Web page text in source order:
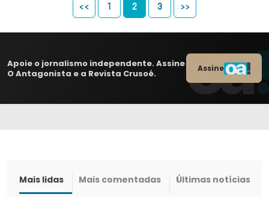
<< 1 2 3 >>
Apoie o jornalismo independente. Assine
O Antagonista e a Revista Crusoé.
Assine
Mais lidas Mais comentadas Últimas notícias